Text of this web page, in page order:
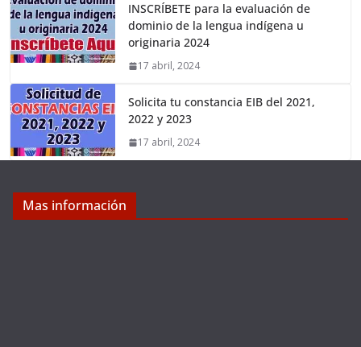
INSCRÍBETE para la evaluación de
dominio de la lengua indígena u
originaria 2024
17 abril, 2024
Solicita tu constancia EIB del 2021,
2022 y 2023
17 abril, 2024
Mas información